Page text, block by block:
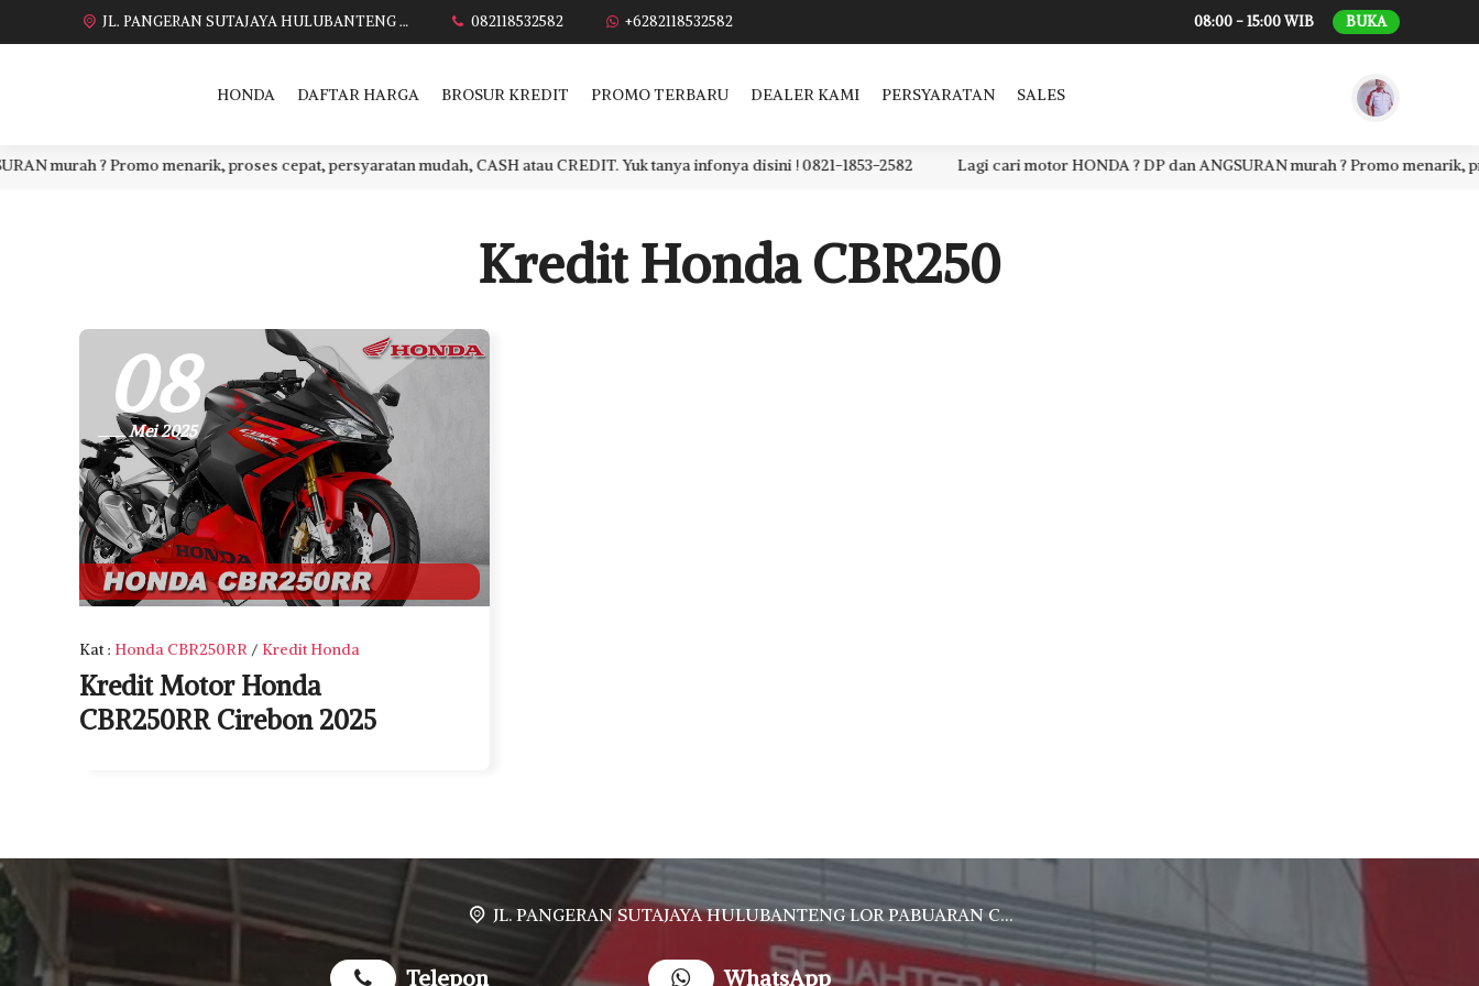
JL. PANGERAN SUTAJAYA HULUBANTENG LOR PABUARAN CIREBON TIMUR, Ds. Babakan gebang cirebon Gebang udik cirebon Ciledug cirebon Karang wareng cirebon 082118532582 +6282118532582 08:00 - 15:00 WIB BUKA
HONDA DAFTAR HARGA BROSUR KREDIT PROMO TERBARU DEALER KAMI PERSYARATAN SALES
murah ? Promo menarik, proses cepat, persyaratan mudah, CASH atau CREDIT. Yuk tanya infonya disini ! 0821-1853-2582 Lagi cari motor HONDA ? DP dan ANGSURAN murah ? Promo menarik,
Kredit Honda CBR250
08
Mei 2025
Kat : Honda CBR250RR / Kredit Honda
Kredit Motor Honda
CBR250RR Cirebon 2025
JL. PANGERAN SUTAJAYA HULUBANTENG LOR PABUARAN CIREBON TIMUR, Ds. Babakan gebang cirebon Gebang udik cirebon Ciledug cirebon Karang wareng cirebon
Telepon WhatsApp